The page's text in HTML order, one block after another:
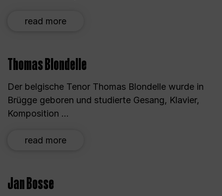
read more
Thomas Blondelle
Der belgische Tenor Thomas Blondelle wurde in
Brügge geboren und studierte Gesang, Klavier,
Komposition ...
read more
Jan Bosse